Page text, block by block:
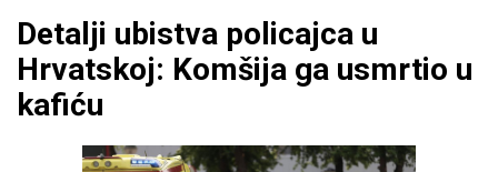
Detalji ubistva policajca u
Hrvatskoj: Komšija ga usmrtio u
kafiću